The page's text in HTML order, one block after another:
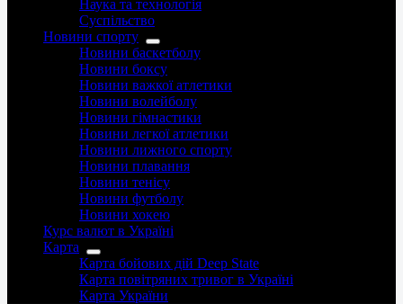
Наука та технологія
Суспільство
Новини спорту
Новини баскетболу
Новини боксу
Новини важкої атлетики
Новини волейболу
Новини гімнастики
Новини легкої атлетики
Новини лижного спорту
Новини плавання
Новини тенісу
Новини футболу
Новини хокею
Курс валют в Україні
Карта
Карта бойових дій Deep State
Карта повітряних тривог в Україні
Карта України